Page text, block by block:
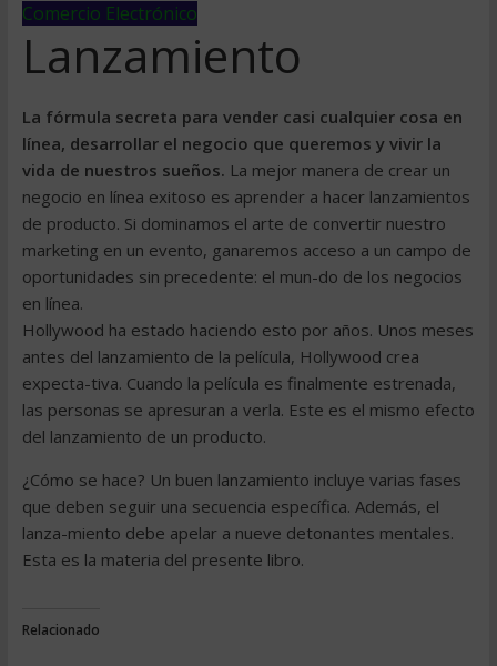
Comercio Electrónico
Lanzamiento
La fórmula secreta para vender casi cualquier cosa en
línea, desarrollar el negocio que queremos y vivir la
vida de nuestros sueños. La mejor manera de crear un
negocio en línea exitoso es aprender a hacer lanzamientos
de producto. Si dominamos el arte de convertir nuestro
marketing en un evento, ganaremos acceso a un campo de
oportunidades sin precedente: el mun-do de los negocios
en línea.
Hollywood ha estado haciendo esto por años. Unos meses
antes del lanzamiento de la película, Hollywood crea
expecta-tiva. Cuando la película es finalmente estrenada,
las personas se apresuran a verla. Este es el mismo efecto
del lanzamiento de un producto.
¿Cómo se hace? Un buen lanzamiento incluye varias fases
que deben seguir una secuencia específica. Además, el
lanza-miento debe apelar a nueve detonantes mentales.
Esta es la materia del presente libro.
Relacionado